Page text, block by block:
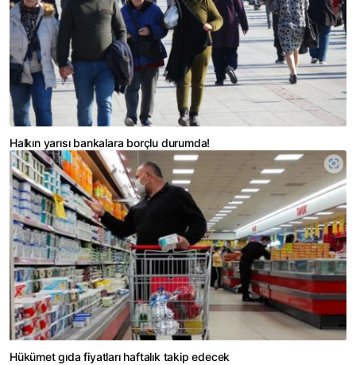
Halkın yarısı bankalara borçlu durumda!
Hükümet gıda fiyatları haftalık takip edecek